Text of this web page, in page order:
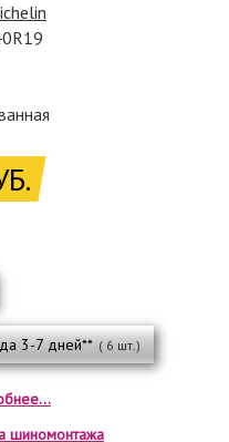
3-7 дней**( 6 шт.)
шиномонтажа